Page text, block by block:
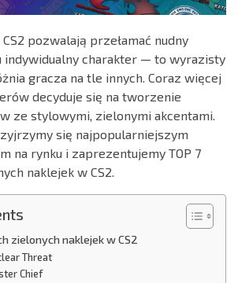
pozwalają przełamać nudny
indywidualny charakter — to wyrazisty
gracza na tle innych. Coraz więcej
decyduje się na tworzenie
ze stylowymi, zielonymi akcentami.
się najpopularniejszym
na rynku i zaprezentujemy TOP 7
naklejek w CS2.
zielonych naklejek w CS2
Threat
Chief